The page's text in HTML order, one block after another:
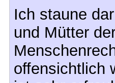
Ich staune
und Mütter
offensichtlich